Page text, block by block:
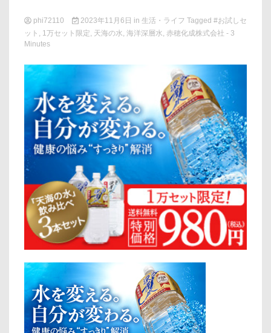
phi72110 2023年11月6日 in 生活・ライフ Tagged #お試しセ
ット , 1万セット限定, 天海の水, 海洋深層水, 赤穂化成株式会社 - 3
Minutes